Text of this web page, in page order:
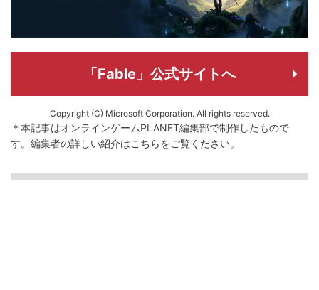
「Fable」公式サイトへ
Copyright (C) Microsoft Corporation. All rights reserved.
＊本記事はオンラインゲームPLANET編集部で制作したもので
す。 編集者の詳しい紹介はこちらをご覧ください。